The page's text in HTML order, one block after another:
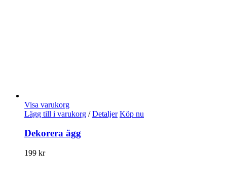
Visa varukorg
Lägg till i varukorg / Detaljer Köp nu
Dekorera ägg
199 kr